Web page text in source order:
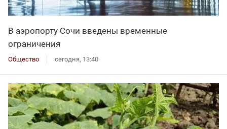
В аэропорту Сочи введены временные
ограничения
Общество сегодня, 13:40